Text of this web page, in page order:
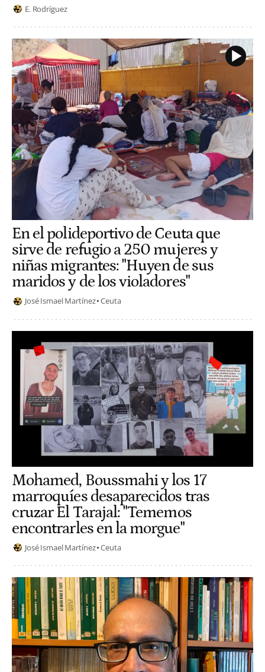
E. Rodríguez
En el polideportivo de Ceuta que
sirve de refugio a 250 mujeres y
niñas migrantes: "Huyen de sus
maridos y de los violadores"
José Ismael Martínez Ceuta
Mohamed, Boussmahi y los 17
marroquíes desaparecidos tras
cruzar El Tarajal: "Tememos
encontrarles en la morgue"
José Ismael Martínez Ceuta